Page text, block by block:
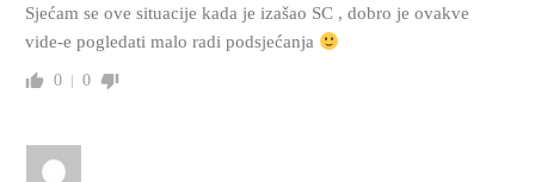
Sjećam se ove situacije kada je izašao SC , dobro je ovakve
vide-e pogledati malo radi podsjećanja
0 0